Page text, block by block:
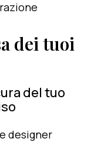
dei tuoi
del tuo
designer